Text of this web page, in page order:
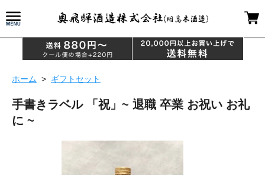
ホーム > ギフトセット
手書きラベル 「祝」~ 退職 卒業 お祝い お礼
に ~